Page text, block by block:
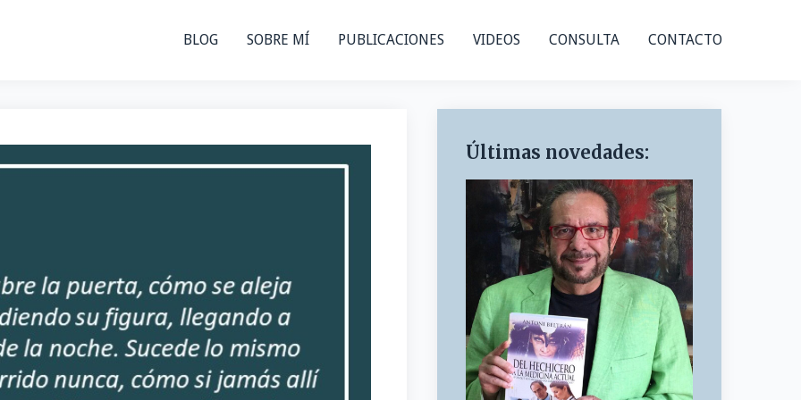
BLOG SOBRE MÍ PUBLICACIONES VIDEOS CONSULTA CONTACTO
Últimas novedades: